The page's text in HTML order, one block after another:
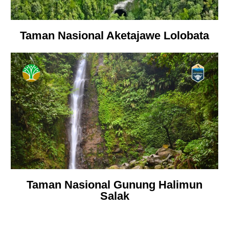
Taman Nasional Aketajawe Lolobata
Taman Nasional Gunung Halimun
Salak